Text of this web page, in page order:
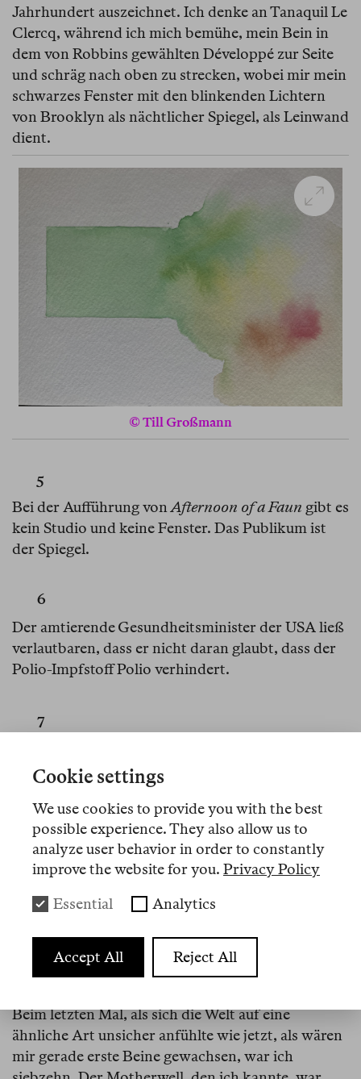
Jahrhundert auszeichnet. Ich denke an Tanaquil Le
Clercq, während ich mich bemühe, mein Bein in
dem von Robbins gewählten Développé zur Seite
und schräg nach oben zu strecken, wobei mir mein
schwarzes Fenster mit den blinkenden Lichtern
von Brooklyn als nächtlicher Spiegel, als Leinwand
dient.
© Till Großmann
5
Bei der Aufführung vonAfternoon of a Faun gibt es
kein Studio und keine Fenster. Das Publikum ist
der Spiegel.
6
Der amtierende Gesundheitsminister der USA ließ
verlautbaren, dass er nicht daran glaubt, dass der
Polio-Impfstoff Polio verhindert.
7
Motherwells Rechtecken das Publikum als Spiegel.
von 1967, Kohle und Acryl auf
Leinwand in der Farbe gegerbten Leders, besteht
eigentlich aus zwei aneinandergrenzenden
parallelen Rechtecken, die beide an ihren oberen
Enden offen sind. InOpen Study 6, ein Jahr später,
Kohle und Acryl auf Papier, sieht man nur noch
ein offenes Rechteck auf weißem Grund. Das Grau
ist das Grau von Marley-Böden in Tanzstudios.
Beim letzten Mal, als sich die Welt auf eine
ähnliche Art unsicher anfühlte wie jetzt, als wären
mir gerade erste Beine gewachsen, war ich
Cookie settings
We use cookies to provide you with the best
possible experience. They also allow us to
analyze user behavior in order to constantly
improve the website for you. Privacy Policy
Essential Analytics
Accept All Reject All